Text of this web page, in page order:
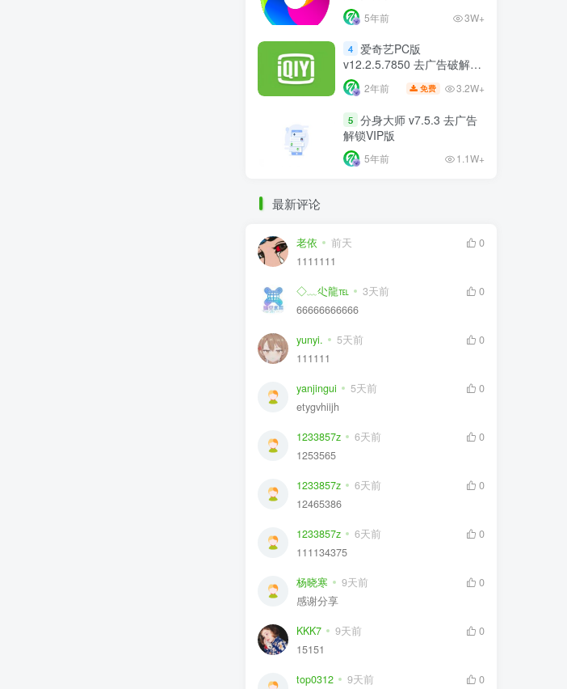
5年前 3W+
4 爱奇艺PC版
v12.2.5.7850 去广告破解版
比VIP更VIP
2年前 免费 3.2W+
5 分身大师 v7.5.3 去广告
解锁VIP版
5年前 1.1W+
最新评论
老依 前天
0
1111111
◇﹏尐龍℡ 3天前
0
66666666666
yunyi. 5天前
0
111111
yanjingui 5天前
0
etygvhiijh
1233857z 6天前
0
1253565
1233857z 6天前
0
12465386
1233857z 6天前
0
111134375
杨晓寒 9天前
0
感谢分享
KKK7 9天前
0
15151
top0312 9天前 0